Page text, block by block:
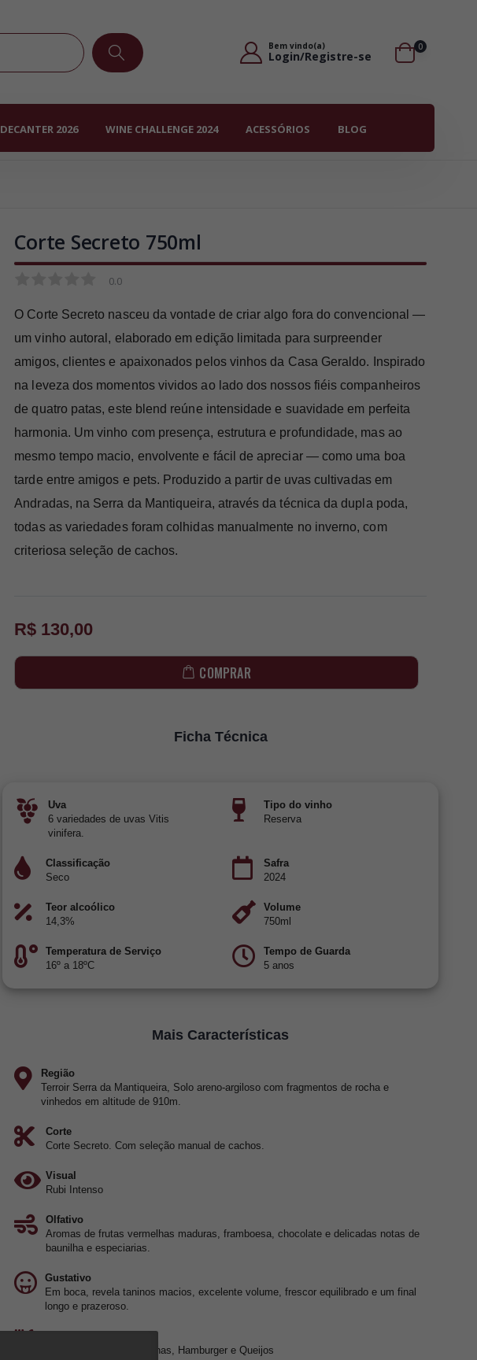
Bem vindo(a)
Login/Registre-se
0
DECANTER 2026 WINE CHALLENGE 2024 ACESSÓRIOS BLOG
Corte Secreto 750ml
0.0
0.0
O Corte Secreto nasceu da vontade de criar algo fora do convencional —
um vinho autoral, elaborado em edição limitada para surpreender
amigos, clientes e apaixonados pelos vinhos da Casa Geraldo. Inspirado
na leveza dos momentos vividos ao lado dos nossos fiéis companheiros
de quatro patas, este blend reúne intensidade e suavidade em perfeita
harmonia. Um vinho com presença, estrutura e profundidade, mas ao
mesmo tempo macio, envolvente e fácil de apreciar — como uma boa
tarde entre amigos e pets. Produzido a partir de uvas cultivadas em
Andradas, na Serra da Mantiqueira, através da técnica da dupla poda,
todas as variedades foram colhidas manualmente no inverno, com
criteriosa seleção de cachos.
R$ 130,00
COMPRAR
Ficha Técnica
Uva
6 variedades de uvas Vitis
vinifera.
Tipo do vinho
Reserva
Classificação
Seco
Safra
2024
Teor alcoólico
14,3%
Volume
750ml
Temperatura de Serviço
16º a 18ºC
Tempo de Guarda
5 anos
Mais Características
Região
Terroir Serra da Mantiqueira, Solo areno-argiloso com fragmentos de rocha e
vinhedos em altitude de 910m.
Corte
Corte Secreto. Com seleção manual de cachos.
Visual
Rubi Intenso
Olfativo
Aromas de frutas vermelhas maduras, framboesa, chocolate e delicadas notas de
baunilha e especiarias.
Gustativo
Em boca, revela taninos macios, excelente volume, frescor equilibrado e um final
longo e prazeroso.
Massas, Carnes Vermelhas, Hamburger e Queijos